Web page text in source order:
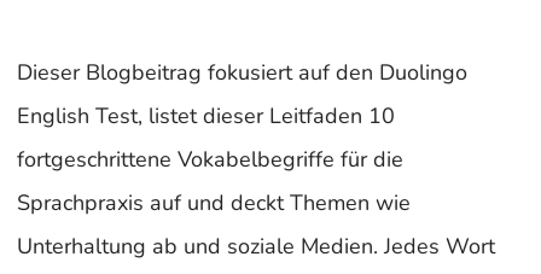
Dieser Blogbeitrag fokusiert auf den Duolingo
English Test, listet dieser Leitfaden 10
fortgeschrittene Vokabelbegriffe für die
Sprachpraxis auf und deckt Themen wie
Unterhaltung ab und soziale Medien. Jedes Wort